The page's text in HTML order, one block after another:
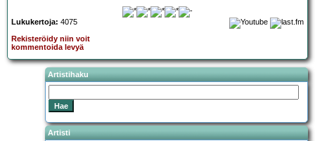
Lukukertoja: 4075
Rekisteröidy niin voit
kommentoida levyä
Artistihaku
Artisti